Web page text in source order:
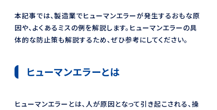
本記事では、製造業でヒューマンエラーが発生するおもな原
因や、よくあるミスの例を解説します。ヒューマンエラーの具
体的な防止策も解説するため、ぜひ参考にしてください。
ヒューマンエラーとは
ヒューマンエラーとは、人が原因となって引き起こされる、操